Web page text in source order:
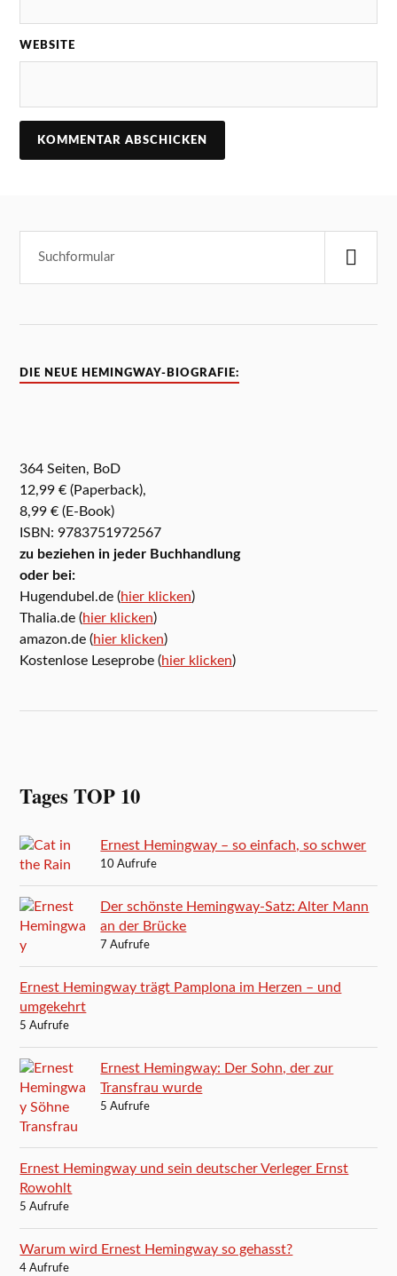
WEBSITE
DIE NEUE HEMINGWAY-BIOGRAFIE:
364 Seiten, BoD
12,99 € (Paperback),
8,99 € (E-Book)
ISBN: 9783751972567
zu beziehen in jeder Buchhandlung
oder bei:
Hugendubel.de (hier klicken)
Thalia.de (hier klicken)
amazon.de (hier klicken)
Kostenlose Leseprobe (hier klicken)
Tages TOP 10
Ernest Hemingway – so einfach, so schwer
10 Aufrufe
Der schönste Hemingway-Satz: Alter Mann
an der Brücke
7 Aufrufe
Ernest Hemingway trägt Pamplona im Herzen – und
umgekehrt
5 Aufrufe
Ernest Hemingway: Der Sohn, der zur
Transfrau wurde
5 Aufrufe
Ernest Hemingway und sein deutscher Verleger Ernst
Rowohlt
5 Aufrufe
Warum wird Ernest Hemingway so gehasst?
4 Aufrufe